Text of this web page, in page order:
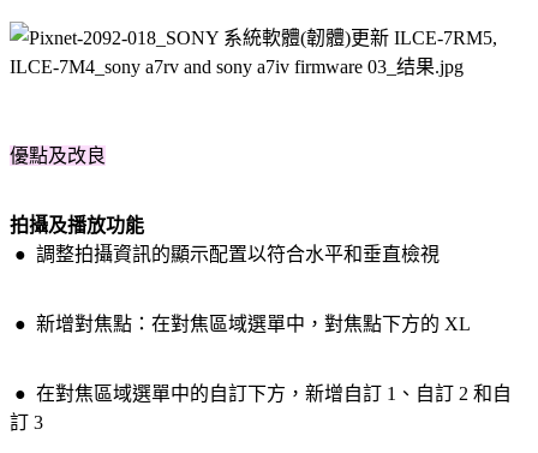
優點及改良
拍攝及播放功能
● 調整拍攝資訊的顯示配置以符合水平和垂直檢視
● 新增對焦點：在對焦區域選單中，對焦點下方的 XL
● 在對焦區域選單中的自訂下方，新增自訂 1、自訂 2 和自
訂 3